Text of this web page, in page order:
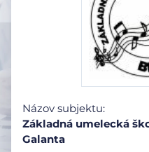
Názov subjektu:
Základná umelecká
Galanta